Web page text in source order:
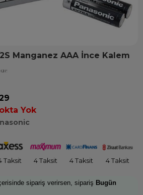
Manganez AAA İnce Kalem
Yok
Taksit 4 Taksit 4 Taksit 4 Taksit
sipariş verirsen, sipariş Bugün